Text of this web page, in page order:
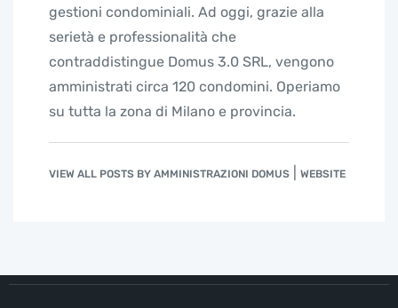
gestioni condominiali. Ad oggi, grazie alla
serietà e professionalità che
contraddistingue Domus 3.0 SRL, vengono
amministrati circa 120 condomini. Operiamo
su tutta la zona di Milano e provincia.
VIEW ALL POSTS BY AMMINISTRAZIONI DOMUS WEBSITE